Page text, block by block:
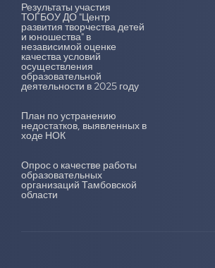
Результаты участия
ТОГБОУ ДО "Центр
развития творчества детей
и юношества" в
независимой оценке
качества условий
осуществления
образовательной
деятельности в 2025 году
План по устранению
недостатков, выявленных в
ходе НОК
Опрос о качестве работы
образовательных
организаций Тамбовской
области